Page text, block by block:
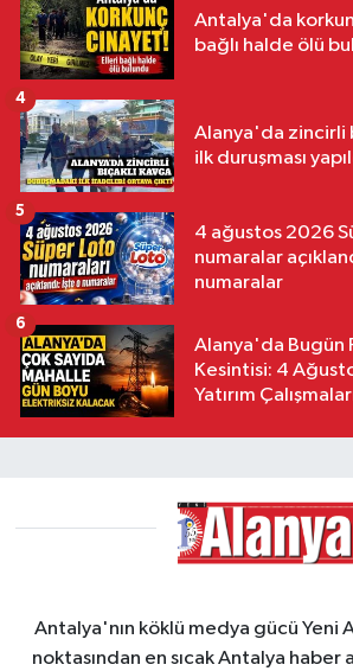
Antalya'da
bağlı halde ölü
Alanya'da zincirli
ilk duruşması
4
4 ağustos 2026
numaralar
numaralar
5
Alanya'da Bugün
Kesintisi: 4
Yatırım
6
Antalya'nın köklü medya gücü Yeni
noktasından en sıcak Antalya haber